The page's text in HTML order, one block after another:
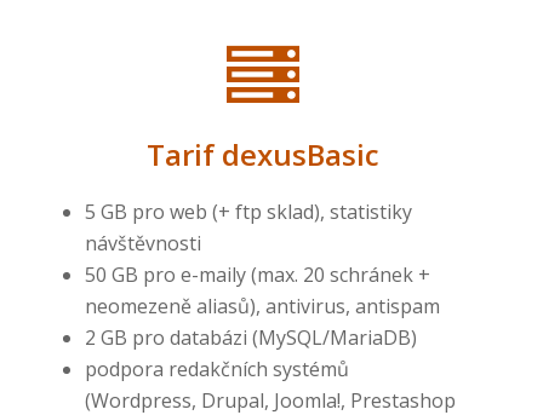
Tarif dexusBasic
5 GB pro web (+ ftp sklad), statistiky
návštěvnosti
50 GB pro e-maily (max. 20 schránek +
neomezeně aliasů), antivirus, antispam
2 GB pro databázi (MySQL/MariaDB)
podpora redakčních systémů
(Wordpress, Drupal, Joomla!, Prestashop